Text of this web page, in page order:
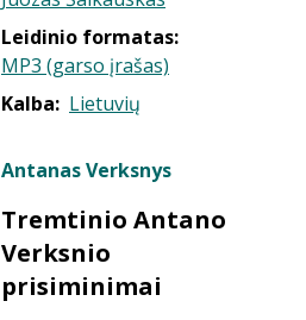
Leidinio formatas:
MP3 (garso įrašas)
Kalba: Lietuvių
Antanas Verksnys
Tremtinio Antano
Verksnio
prisiminimai